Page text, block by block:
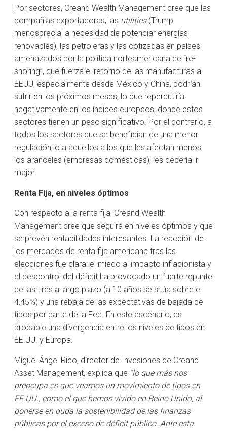
Por sectores, Creand Wealth Management cree que las
compañías exportadoras, las utilities(Trump
menosprecia la necesidad de potenciar energías
renovables), las petroleras y las cotizadas en países
amenazados por la política norteamericana de “re-
shoring”, que fuerza el retorno de las manufacturas a
EEUU, especialmente desde México y China, podrían
sufrir en los próximos meses, lo que repercutiría
negativamente en los índices europeos, donde estos
sectores tienen un peso significativo. Por el contrario, a
todos los sectores que se benefician de una menor
regulación, o a aquellos a los que les afectan menos
los aranceles (empresas domésticas), les debería ir
mejor.
Renta Fija, en niveles óptimos
Con respecto a la renta fija, Creand Wealth
Management cree que seguirá en niveles óptimos y que
se prevén rentabilidades interesantes. La reacción de
los mercados de renta fija americana tras las
elecciones fue clara: el miedo al impacto inflacionista y
el descontrol del déficit ha provocado un fuerte repunte
de las tires a largo plazo (a 10 años se sitúa sobre el
4,45%) y una rebaja de las expectativas de bajada de
tipos por parte de la Fed. En este escenario, es
probable una divergencia entre los niveles de tipos en
EE.UU. y Europa.
Miguel Ángel Rico, director de Invesiones de Creand
Asset Management, explica que “lo que más nos
preocupa es que veamos un movimiento de tipos en
EE.UU., como el que hemos vivido en Reino Unido, al
ponerse en duda la sostenibilidad de las finanzas
públicas por el exceso de déficit público. Ante esta